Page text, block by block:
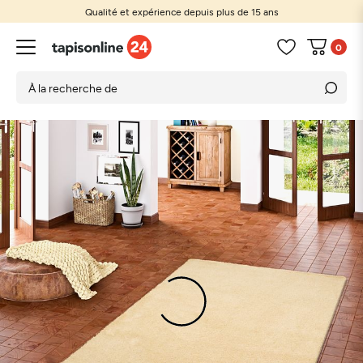
Qualité et expérience depuis plus de 15 ans
0